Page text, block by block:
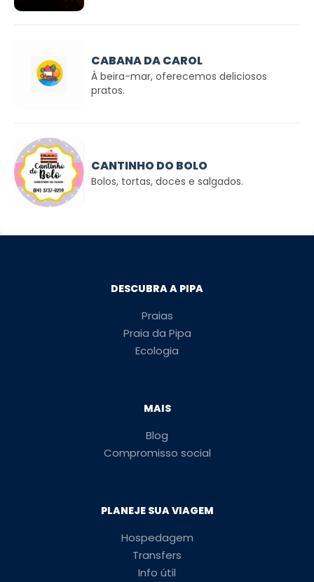
CABANA DA CAROL
À beira-mar, oferecemos deliciosos
pratos.
CANTINHO DO BOLO
Bolos, tortas, doces e salgados.
DESCUBRA A PIPA
Praias
Praia da Pipa
Ecologia
MAIS
Blog
Compromisso social
PLANEJE SUA VIAGEM
Hospedagem
Transfers
Info útil